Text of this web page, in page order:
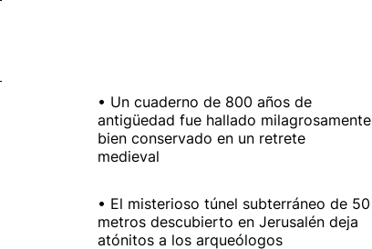
Un cuaderno de 800 años de
antigüedad fue hallado milagrosamente
bien conservado en un retrete
medieval
El misterioso túnel subterráneo de 50
metros descubierto en Jerusalén deja
atónitos a los arqueólogos